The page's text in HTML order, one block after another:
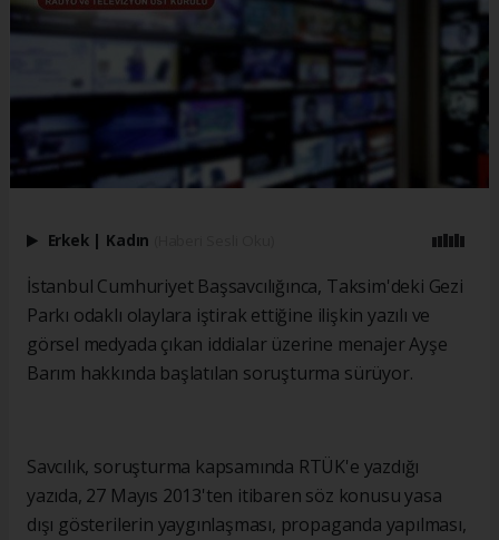
Erkek | Kadın
İstanbul Cumhuriyet Başsavcılığınca, Taksim'deki Gezi
Parkı odaklı olaylara iştirak ettiğine ilişkin yazılı ve
görsel medyada çıkan iddialar üzerine menajer Ayşe
Barım hakkında başlatılan soruşturma sürüyor.
Savcılık, soruşturma kapsamında RTÜK'e yazdığı
yazıda, 27 Mayıs 2013'ten itibaren söz konusu yasa
dışı gösterilerin yaygınlaşması, propaganda yapılması,